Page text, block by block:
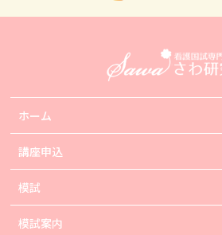
ホーム
講座申込
模試
模試案内